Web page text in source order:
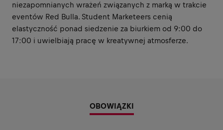
niezapomnianych wrażeń związanych z marką w trakcie
eventów Red Bulla. Student Marketeers cenią
elastyczność ponad siedzenie za biurkiem od 9:00 do
17:00 i uwielbiają pracę w kreatywnej atmosferze.
OBOWIĄZKI